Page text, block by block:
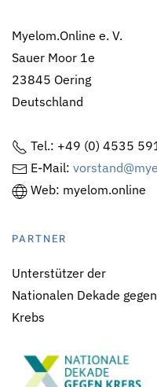
Myelom.Online e. V.
Sauer Moor 1e
23845 Oering
Deutschland
Tel.: +49 (0) 4535
E-Mail:
Web: myelom.online
PARTNER
Unterstützer der
Nationalen Dekade gegen
Krebs